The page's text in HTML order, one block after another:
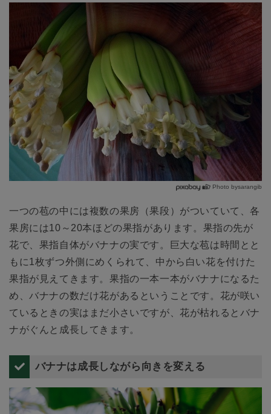
Photo bysarangib
一つの苞の中には複数の果房（果段）がついていて、各
果房には10～20本ほどの果指があります。果指の先が
花で、果指自体がバナナの実です。巨大な苞は時間とと
もに1枚ずつ外側にめくられて、中から白い花を付けた
果指が見えてきます。果指の一本一本がバナナになるた
め、バナナの数だけ花があるということです。花が咲い
ているときの実はまだ小さいですが、花が枯れるとバナ
ナがぐんと成長してきます。
バナナは成長しながら向きを変える